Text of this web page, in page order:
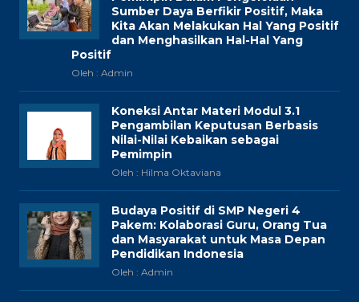
Sumber Daya Berfikir Positif, Maka
Kita Akan Melakukan Hal Yang Positif
dan Menghasilkan Hal-Hal Yang
Positif
Oleh : Admin
Koneksi Antar Materi Modul 3.1
Pengambilan Keputusan Berbasis
Nilai-Nilai Kebaikan sebagai
Pemimpin
Oleh : Hilma Oktaviana
Budaya Positif di SMP Negeri 4
Pakem: Kolaborasi Guru, Orang Tua
dan Masyarakat untuk Masa Depan
Pendidikan Indonesia
Oleh : Admin